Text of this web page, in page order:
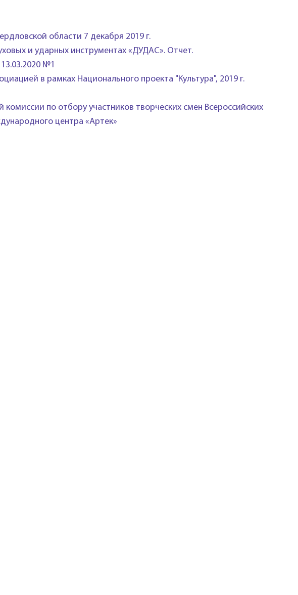
области 7 декабря 2019 г.
и ударных инструментах «ДУДАС». Отчет.
№1
в рамках Национального проекта "Культура", 2019 г.
комиссии по отбору участников творческих смен Всероссийских
центра «Артек»